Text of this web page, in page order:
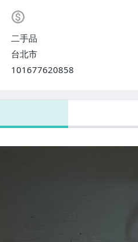
二手品
台北市
101677620858